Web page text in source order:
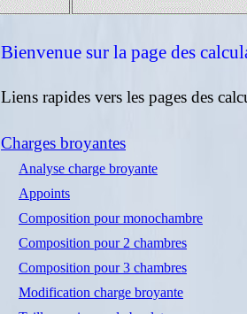
Bienvenue sur la page des
Liens rapides vers les pages des
Charges broyantes
Analyse charge broyante
Appoints
Composition pour monochambre
Composition pour 2 chambres
Composition pour 3 chambres
Modification charge broyante